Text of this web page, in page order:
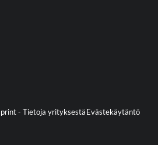
- Tietoja yrityksestäEvästekäytäntö